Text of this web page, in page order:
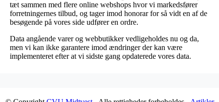
tæt sammen med flere online webshops hvor vi markedsfører
forretningernes tilbud, og tager imod honorar for så vidt en af de
besøgende på vores side udfører en ordre.
Data angående varer og webbutikker vedligeholdes nu og da,
men vi kan ikke garantere imod ændringer der kan være
implementeret efter at vi sidste gang opdaterede vores data.